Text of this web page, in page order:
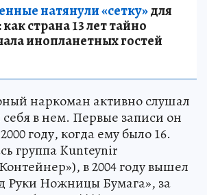
натянули «сетку»для
страна 13 лет тайно
инопланетных гостей
наркоман активно слушал
в нем. Первые записи он
году, когда ему было 16.
группа Kunteynir
в 2004 году вышел
Руки Ножницы Бумага», за